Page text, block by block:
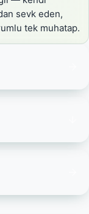
sevk eden,
tek muhatap.